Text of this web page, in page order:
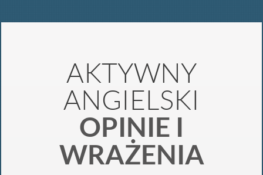
AKTYWNY
ANGIELSKI
OPINIE I
WRAŻENIA